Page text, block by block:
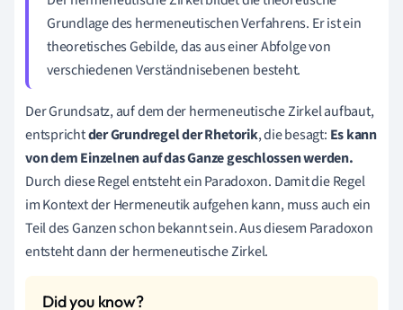
Grundlage des hermeneutischen Verfahrens. Er ist ein
theoretisches Gebilde, das aus einer Abfolge von
verschiedenen Verständnisebenen besteht.
Der Grundsatz, auf dem der hermeneutische Zirkel aufbaut,
entsprichtder Grundregel der Rhetorik, die besagt: Es kann
von dem Einzelnen auf das Ganze geschlossen werden.
Durch diese Regel entsteht ein Paradoxon. Damit die Regel
im Kontext der Hermeneutik aufgehen kann, muss auch ein
Teil des Ganzen schon bekannt sein. Aus diesem Paradoxon
entsteht dann der hermeneutische Zirkel.